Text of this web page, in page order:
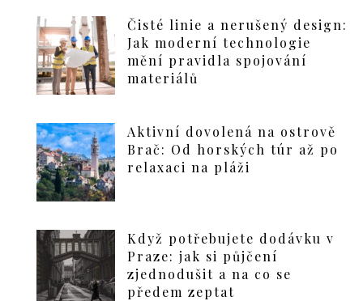
Čisté linie a nerušený design:
Jak moderní technologie
mění pravidla spojování
materiálů
Aktivní dovolená na ostrově
Brač: Od horských túr až po
relaxaci na pláži
Když potřebujete dodávku v
Praze: jak si půjčení
zjednodušit a na co se
předem zeptat